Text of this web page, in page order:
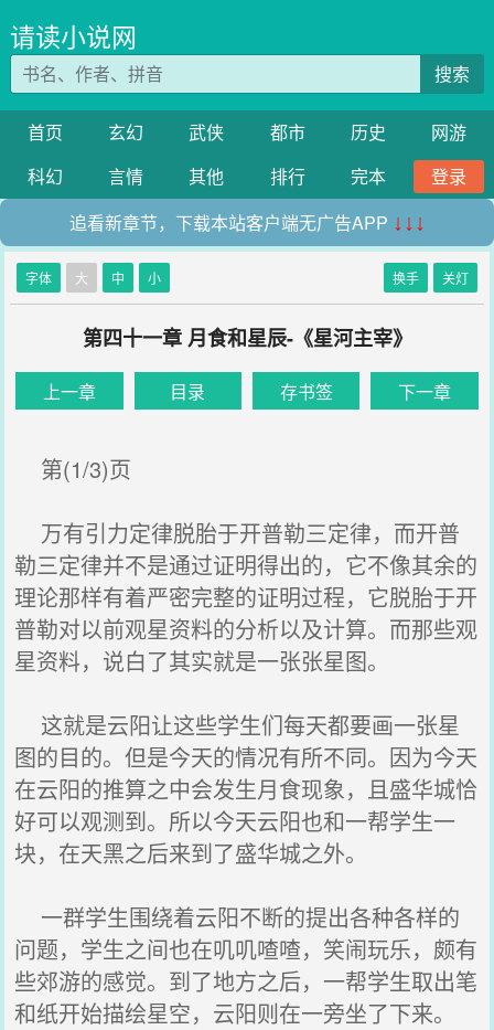
请读小说网
搜索
首页 玄幻 武侠 都市 历史
网游
科幻
言情 其他 排行 完本
登录
追看新章节，下载本站客户端无广告APP ↓↓↓
字体 大 中 小 换手 关灯
第四十一章 月食和星辰-《星河主宰》
上一章 目录 存书签 下一章
第(1/3)页
万有引力定律脱胎于开普勒三定律，而开普
勒三定律并不是通过证明得出的，它不像其余的
理论那样有着严密完整的证明过程，它脱胎于开
普勒对以前观星资料的分析以及计算。而那些观
星资料，说白了其实就是一张张星图。
这就是云阳让这些学生们每天都要画一张星
图的目的。但是今天的情况有所不同。因为今天
在云阳的推算之中会发生月食现象，且盛华城恰
好可以观测到。所以今天云阳也和一帮学生一
块，在天黑之后来到了盛华城之外。
一群学生围绕着云阳不断的提出各种各样的
问题，学生之间也在叽叽喳喳，笑闹玩乐，颇有
些郊游的感觉。到了地方之后，一帮学生取出笔
和纸开始描绘星空，云阳则在一旁坐了下来。